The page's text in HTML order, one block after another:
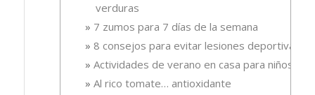
verduras
7 zumos para 7 días de la semana
8 consejos para evitar lesiones deportivas
Actividades de verano en casa para niños
Al rico tomate… antioxidante